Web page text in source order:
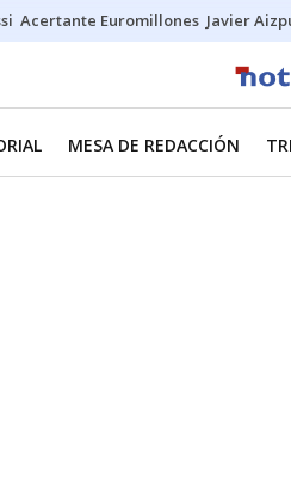
Acertante Euromillones Javier
MESA DE REDACCIÓN